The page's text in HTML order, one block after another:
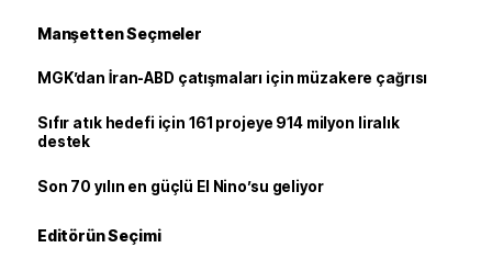
Manşetten Seçmeler
MGK’dan İran-ABD çatışmaları için müzakere çağrısı
Sıfır atık hedefi için 161 projeye 914 milyon liralık
destek
Son 70 yılın en güçlü El Nino’su geliyor
Editörün Seçimi